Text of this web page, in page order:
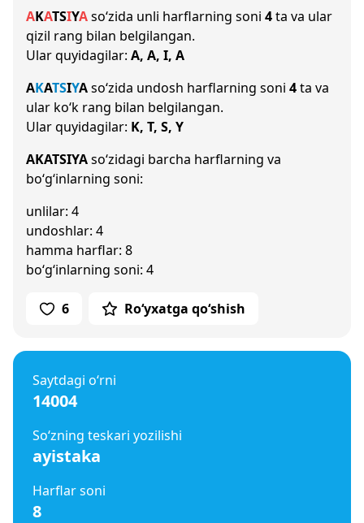
AKATSIYAso‘zida unli harflarning soni 4ta va ular
qizil rang bilan belgilangan.
Ular quyidagilar: A, A, I, A
AKATSIYAso‘zida undosh harflarning soni 4ta va
ular ko‘k rang bilan belgilangan.
Ular quyidagilar: K, T, S, Y
AKATSIYAso‘zidagi barcha harflarning va
bo‘g‘inlarning soni:
unlilar: 4
undoshlar: 4
hamma harflar: 8
bo‘g‘inlarning soni: 4
6 Ro‘yxatga qo‘shish
Saytdagi o‘rni
14004
So‘zning teskari yozilishi
ayistaka
Harflar soni
8